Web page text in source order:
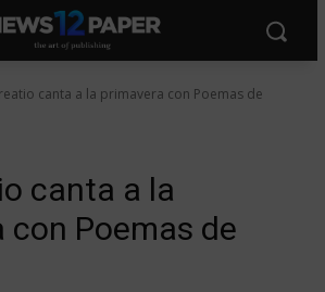
canta a la primavera con Poemas de
canta a la
con Poemas de